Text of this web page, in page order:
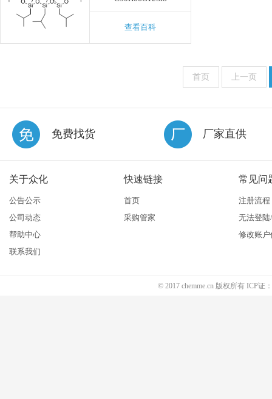
查看百科
首页 上一页
免费找货 厂家直供
关于众化
公告公示
公司动态
帮助中心
联系我们
快速链接
首页
采购管家
常见问
注册流程
无法登
修改账户
© 2017 chemme.cn 版权所有 ICP证：